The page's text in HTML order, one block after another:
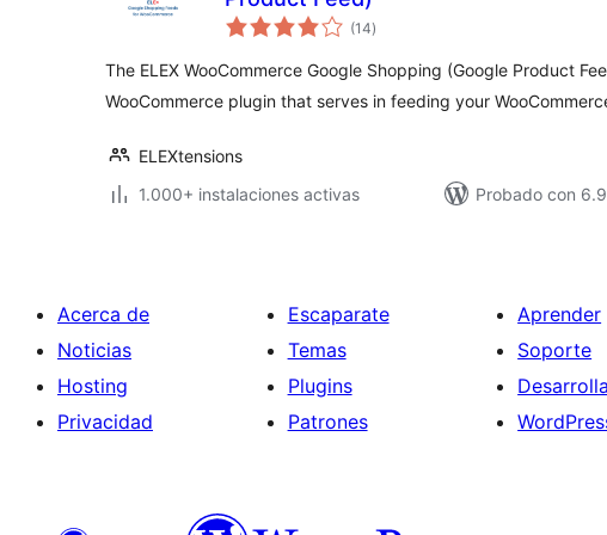
(14total
de
)
The ELEX WooCommerce Google Shopping (Google Product
WooCommerce plugin that serves in feeding your
ELEXtensions
1.000+ instalaciones activas
Probado con
Acerca de
Noticias
Hosting
Privacidad
Escaparate
Temas
Plugins
Patrones
Aprender
Soporte